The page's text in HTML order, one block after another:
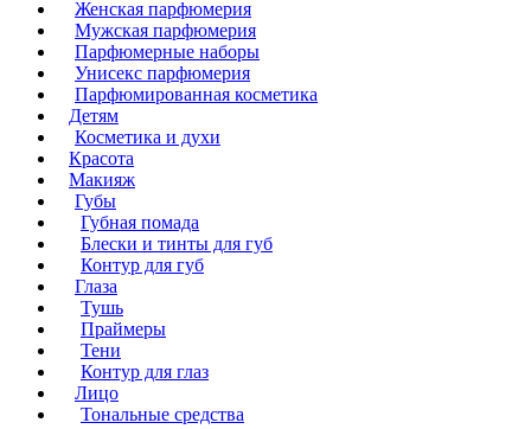
Женская парфюмерия
Мужская парфюмерия
Парфюмерные наборы
Унисекс парфюмерия
Парфюмированная косметика
Детям
Косметика и духи
Красота
Макияж
Губы
Губная помада
Блески и тинты для губ
Контур для губ
Глаза
Тушь
Праймеры
Тени
Контур для глаз
Лицо
Тональные средства